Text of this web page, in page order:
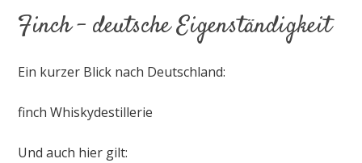
Finch – deutsche Eigenständigkeit
Ein kurzer Blick nach Deutschland:
finch Whiskydestillerie
Und auch hier gilt: